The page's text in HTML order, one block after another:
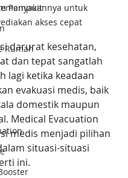
Penyakit
Rumah
untuk
akses cepat
darurat kesehatan,
dan tepat sangatlah
lagi ketika keadaan
evakuasi medis, baik
domestik maupun
Medical Evacuation
medis menjadi pilihan
situasi-situasi
ini.